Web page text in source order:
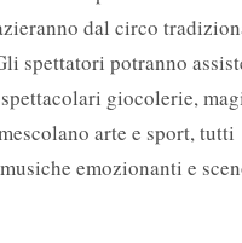
dal circo
spettatori potranno
giocolerie,
arte e sport, tutti
emozionanti e